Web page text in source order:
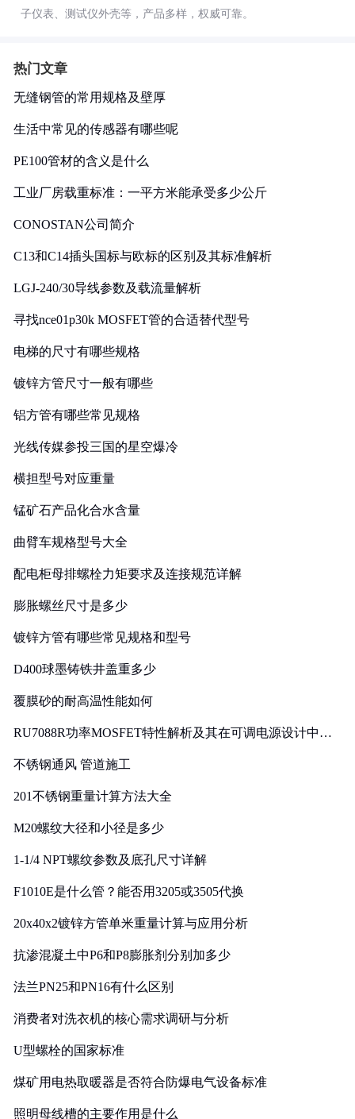
子仪表、测试仪外壳等，产品多样，权威可靠。
热门文章
无缝钢管的常用规格及壁厚
生活中常见的传感器有哪些呢
PE100管材的含义是什么
工业厂房载重标准：一平方米能承受多少公斤
CONOSTAN公司简介
C13和C14插头国标与欧标的区别及其标准解析
LGJ-240/30导线参数及载流量解析
寻找nce01p30k MOSFET管的合适替代型号
电梯的尺寸有哪些规格
镀锌方管尺寸一般有哪些
铝方管有哪些常见规格
光线传媒参投三国的星空爆冷
横担型号对应重量
锰矿石产品化合水含量
曲臂车规格型号大全
配电柜母排螺栓力矩要求及连接规范详解
膨胀螺丝尺寸是多少
镀锌方管有哪些常见规格和型号
D400球墨铸铁井盖重多少
覆膜砂的耐高温性能如何
RU7088R功率MOSFET特性解析及其在可调电源设计中的
不锈钢通风 管道施工
201不锈钢重量计算方法大全
M20螺纹大径和小径是多少
1-1/4 NPT螺纹参数及底孔尺寸详解
F1010E是什么管？能否用3205或3505代换
20x40x2镀锌方管单米重量计算与应用分析
抗渗混凝土中P6和P8膨胀剂分别加多少
法兰PN25和PN16有什么区别
消费者对洗衣机的核心需求调研与分析
U型螺栓的国家标准
煤矿用电热取暖器是否符合防爆电气设备标准
照明母线槽的主要作用是什么